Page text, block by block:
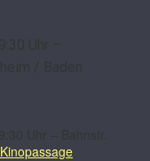
Kinopassage